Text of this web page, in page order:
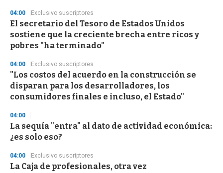
04:00 Exclusivo suscriptores
El secretario del Tesoro de Estados Unidos
sostiene que la creciente brecha entre ricos y
pobres "ha terminado"
04:00 Exclusivo suscriptores
"Los costos del acuerdo en la construcción se
disparan para los desarrolladores, los
consumidores finales e incluso, el Estado"
04:00
La sequía "entra" al dato de actividad económica:
¿es solo eso?
04:00 Exclusivo suscriptores
La Caja de profesionales, otra vez